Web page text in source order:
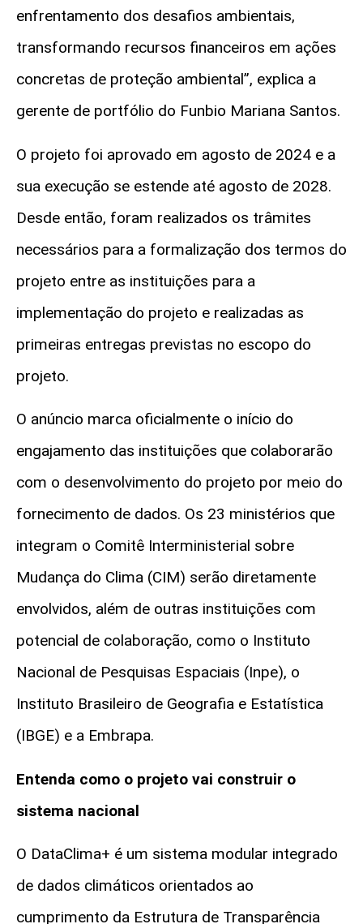
enfrentamento dos desafios ambientais,
transformando recursos financeiros em ações
concretas de proteção ambiental”, explica a
gerente de portfólio do Funbio Mariana Santos.
O projeto foi aprovado em agosto de 2024 e a
sua execução se estende até agosto de 2028.
Desde então, foram realizados os trâmites
necessários para a formalização dos termos do
projeto entre as instituições para a
implementação do projeto e realizadas as
primeiras entregas previstas no escopo do
projeto.
O anúncio marca oficialmente o início do
engajamento das instituições que colaborarão
com o desenvolvimento do projeto por meio do
fornecimento de dados. Os 23 ministérios que
integram o Comitê Interministerial sobre
Mudança do Clima (CIM) serão diretamente
envolvidos, além de outras instituições com
potencial de colaboração, como o Instituto
Nacional de Pesquisas Espaciais (Inpe), o
Instituto Brasileiro de Geografia e Estatística
(IBGE) e a Embrapa.
Entenda como o projeto vai construir o
sistema nacional
O DataClima+ é um sistema modular integrado
de dados climáticos orientados ao
cumprimento da Estrutura de Transparência